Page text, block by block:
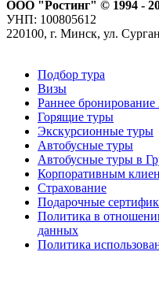
ООО "Ростинг" © 1994 -
УНП: 100805612
220100, г. Минск, ул.
Подбор тура
Визы
Раннее бронирование
Горящие туры
Экскурсионные туры
Автобусные туры
Автобусные туры в
Корпоративным
Страхование
Подарочные
Политика в
данных
Политика